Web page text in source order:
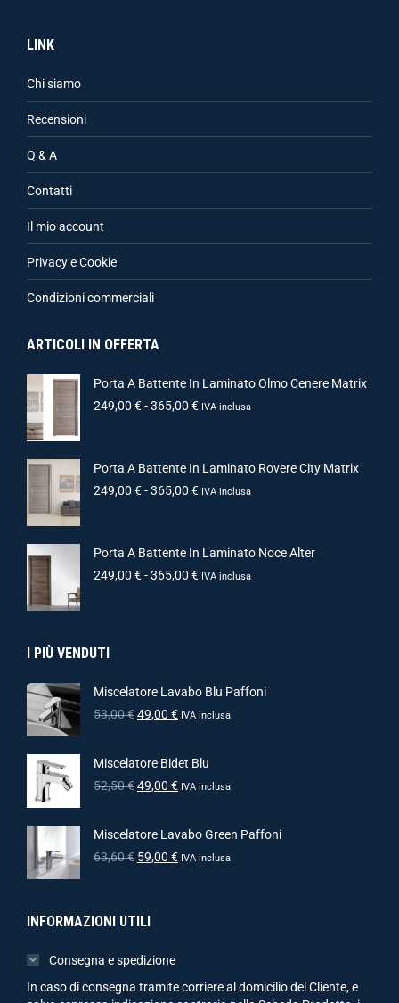
LINK
Chi siamo
Recensioni
Q & A
Contatti
Il mio account
Privacy e Cookie
Condizioni commerciali
ARTICOLI IN OFFERTA
Porta A Battente In Laminato Olmo Cenere Matrix
249,00 €-365,00 € IVA inclusa
Porta A Battente In Laminato Rovere City Matrix
249,00 €-365,00 € IVA inclusa
Porta A Battente In Laminato Noce Alter
249,00 €-365,00 € IVA inclusa
I PIÙ VENDUTI
Miscelatore Lavabo Blu Paffoni
53,00€49,00 € IVA inclusa
Miscelatore Bidet Blu
52,50€49,00 € IVA inclusa
Miscelatore Lavabo Green Paffoni
63,60€ 59,00 € IVA inclusa
INFORMAZIONI UTILI
Consegna e spedizione
In caso di consegna tramite corriere al domicilio del Cliente, e